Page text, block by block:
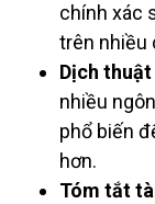
chính xác
trên nhiều
Dịch
nhiều
phổ biến
hơn.
Tóm tắt